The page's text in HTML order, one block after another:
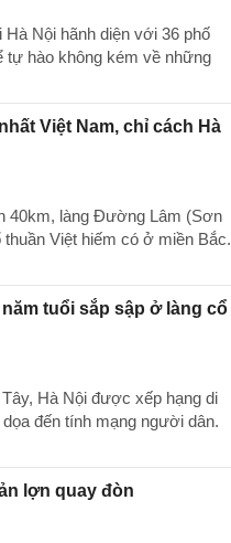
Nội hãnh diện với 36 phố
hào không kém về những
Việt Nam, chỉ cách Hà
40km, làng Đường Lâm (Sơn
Việt hiếm có ở miền Bắc.
tuổi sắp sập ở làng cổ
Hà Nội được xếp hạng di
đến tính mạng người dân.
lợn quay đòn